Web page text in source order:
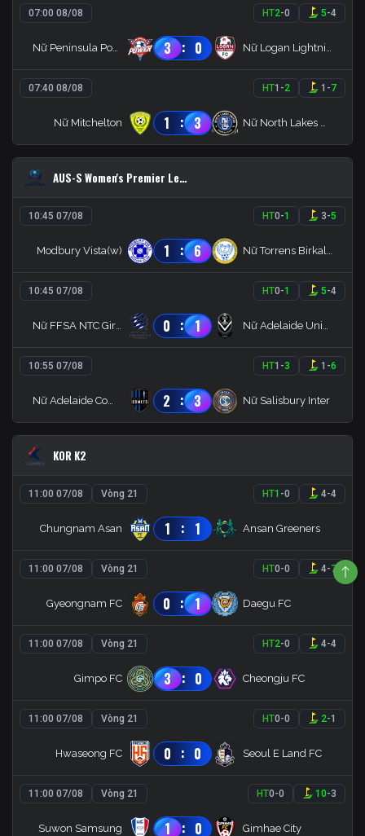
07:00 08/08 HT2-0 5-4
Nữ Peninsula Power 3 : 0 Nữ Logan Lightning
07:40 08/08 HT1 -2 1 -7
Nữ Mitchelton 1 : 3 Nữ North Lakes United
AUS-S Women's Premier League
10:45 07/08 HT0-1 3-5
Modbury Vista(w) 1 : 6 Nữ Torrens Birkalla
10:45 07/08 HT0-1 5-4
Nữ FFSA NTC Girls 0 : 1 Nữ Adelaide University
10:55 07/08 HT1 -3 1 -6
Nữ Adelaide Comets 2 : 3 Nữ Salisbury Inter
KOR K2
11:00 07/08 Vòng 21 HT1 -0 4-4
Chungnam Asan 1 : 1 Ansan Greeners
11:00 07/08 Vòng 21 HT0-0 4-7
Gyeongnam FC 0 : 1 Daegu FC
11:00 07/08 Vòng 21 HT2-0 4-4
Gimpo FC 3 : 0 Cheongju FC
11:00 07/08 Vòng 21 HT0-0 2-1
Hwaseong FC 0 : 0 Seoul E Land FC
11:00 07/08 Vòng 21 HT0-0 10-3
Suwon Samsung 1 : 0 Gimhae City